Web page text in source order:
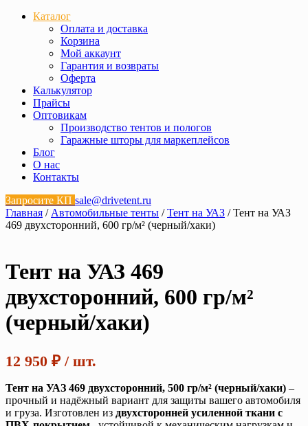
Каталог
Оплата и доставка
Корзина
Мой аккаунт
Гарантия и возвраты
Оферта
Калькулятор
Прайсы
Оптовикам
Производство тентов и пологов
Гаражные шторы для маркеплейсов
Блог
О нас
Контакты
Запросите КП sale@drivetent.ru
Главная /Автомобильные тенты /Тент на УАЗ / Тент на УАЗ
469 двухсторонний, 600 гр/м² (черный/хаки)
Тент на УАЗ 469
двухсторонний, 600 гр/м²
(черный/хаки)
12 950 ₽ / шт.
Тент на УАЗ 469 двухсторонний, 500 гр/м² (черный/хаки) –
прочный и надёжный вариант для защиты вашего автомобиля
и груза. Изготовлен из двухсторонней усиленной ткани с